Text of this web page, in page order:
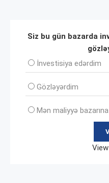
Siz bu gün bazarda
İnvеstisiya edərdim
Gözləyərdim
Mən maliyyə